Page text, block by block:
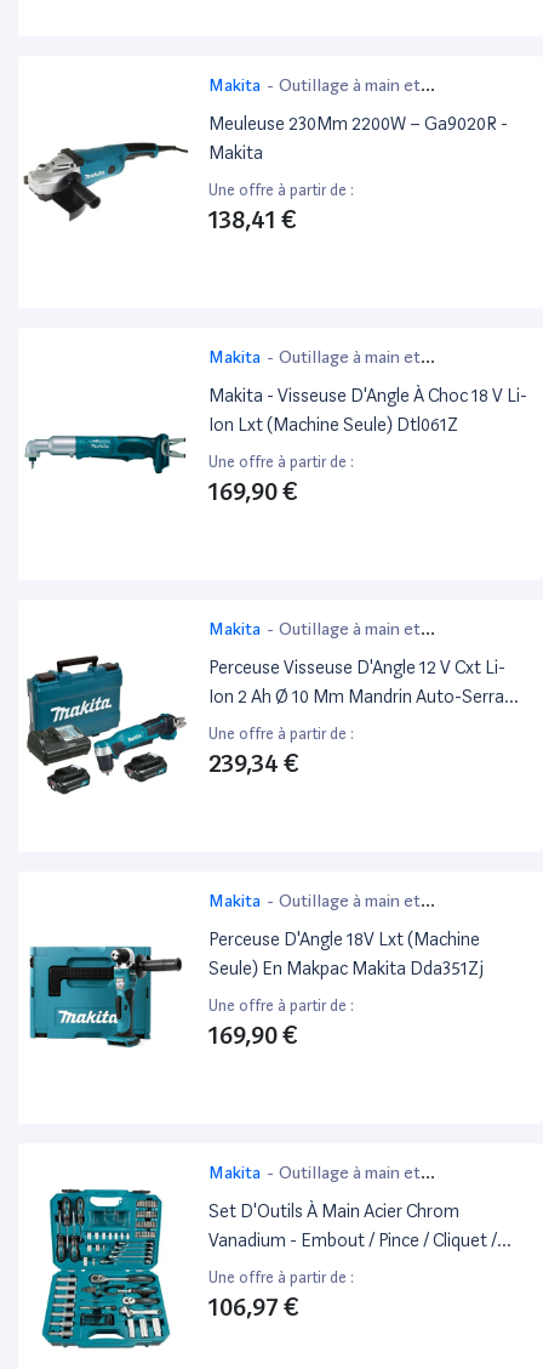
Makita - Outillage à main et
électroportatif
Meuleuse 230Mm 2200W – Ga9020R -
Makita
Une offre à partir de :
138,41 €
Makita - Outillage à main et
électroportatif
Makita - Visseuse D'Angle À Choc 18 V Li-
Ion Lxt (Machine Seule) Dtl061Z
Une offre à partir de :
169,90 €
Makita - Outillage à main et
électroportatif
Perceuse Visseuse D'Angle 12 V Cxt Li-
Ion 2 Ah Ø 10 Mm Mandrin Auto-Serrant
Makita 2 Batteries, Chargeur, Coffret -
Da333Dwae
Une offre à partir de :
239,34 €
Makita - Outillage à main et
électroportatif
Perceuse D'Angle 18V Lxt (Machine
Seule) En Makpac Makita Dda351Zj
Une offre à partir de :
169,90 €
Makita - Outillage à main et
électroportatif
Set D'Outils À Main Acier Chrom
Vanadium - Embout / Pince / Cliquet /
Tournevis / Clé 87 Pcs. (E-08458) -
Makita
Une offre à partir de :
106,97 €